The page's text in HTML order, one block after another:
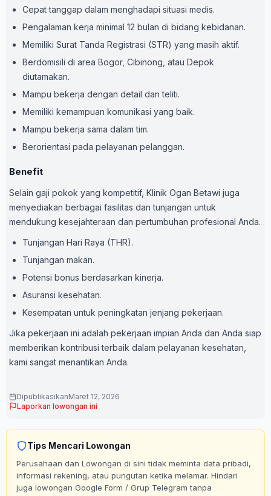
Cepat tanggap dalam menghadapi situasi medis.
Pengalaman kerja minimal 12 bulan di bidang kebidanan.
Memiliki Surat Tanda Registrasi (STR) yang masih aktif.
Berdomisili di area Bogor, Cibinong, atau Depok
diutamakan.
Mampu bekerja dengan detail dan teliti.
Memiliki kemampuan komunikasi yang baik.
Mampu bekerja sama dalam tim.
Berorientasi pada pelayanan pelanggan.
Benefit
Selain gaji pokok yang kompetitif, Klinik Ogan Betawi juga
menyediakan berbagai fasilitas dan tunjangan untuk
mendukung kesejahteraan dan pertumbuhan profesional Anda.
Tunjangan Hari Raya (THR).
Tunjangan makan.
Potensi bonus berdasarkan kinerja.
Asuransi kesehatan.
Kesempatan untuk peningkatan jenjang pekerjaan.
Jika pekerjaan ini adalah pekerjaan impian Anda dan Anda siap
memberikan kontribusi terbaik dalam pelayanan kesehatan,
kami sangat menantikan Anda.
DipublikasikanMaret 12, 2026
Laporkan lowongan ini
Tips Mencari Lowongan
Perusahaan dan Lowongan di sini tidak meminta data pribadi,
informasi rekening, atau pungutan ketika melamar. Hindari
juga lowongan Google Form / Grup Telegram tanpa